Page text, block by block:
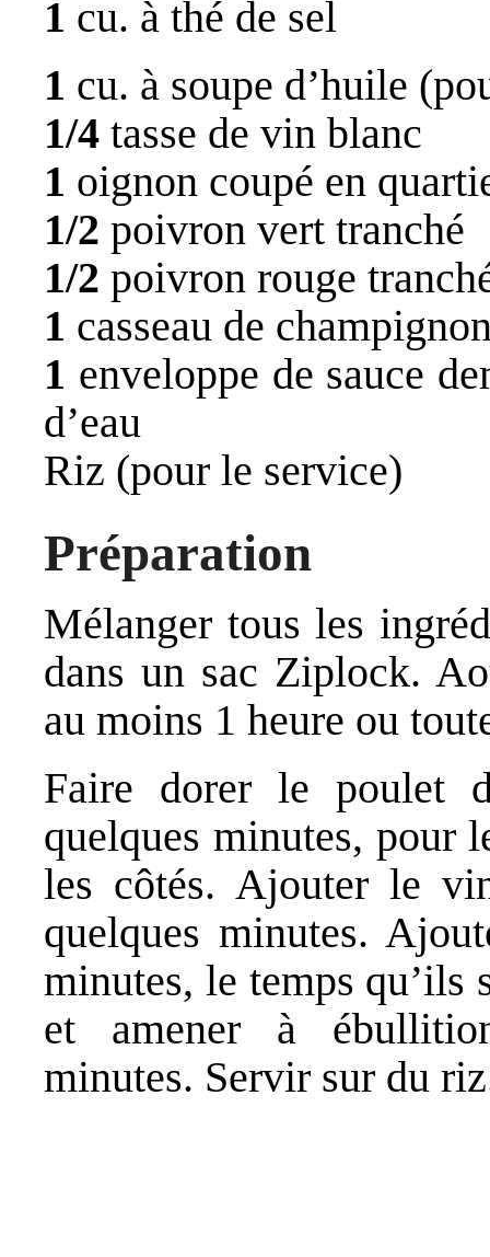
1 cu. à thé de sel
1 cu. à soupe d’huile
1/4 tasse de vin blanc
1 oignon coupé en
1/2 poivron vert tranché
1/2 poivron rouge
1 casseau de
1 enveloppe de sauce
d’eau
Riz (pour le service)
Préparation
Mélanger tous les
dans un sac Ziplock.
au moins 1 heure ou
Faire dorer le poulet
quelques minutes, pour
les côtés. Ajouter le
quelques minutes.
minutes, le temps qu’ils
et amener à
minutes. Servir sur du